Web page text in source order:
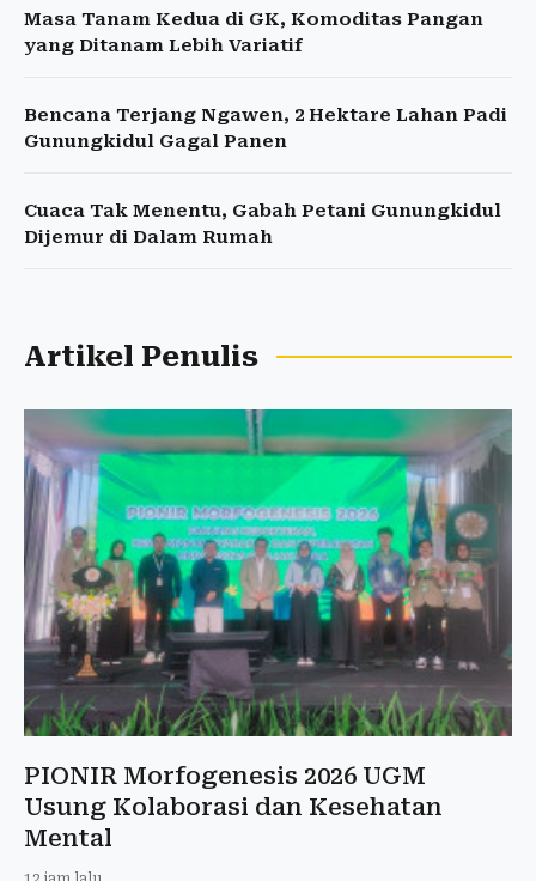
Masa Tanam Kedua di GK, Komoditas Pangan
yang Ditanam Lebih Variatif
Bencana Terjang Ngawen, 2 Hektare Lahan Padi
Gunungkidul Gagal Panen
Cuaca Tak Menentu, Gabah Petani Gunungkidul
Dijemur di Dalam Rumah
Artikel Penulis
PIONIR Morfogenesis 2026 UGM
Usung Kolaborasi dan Kesehatan
Mental